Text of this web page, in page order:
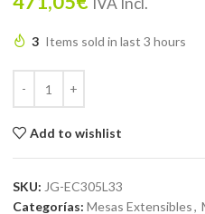
3 Items sold in last 3 hours
Add to wishlist
SKU: JG-EC305L33
Categorías: Mesas Extensibles,